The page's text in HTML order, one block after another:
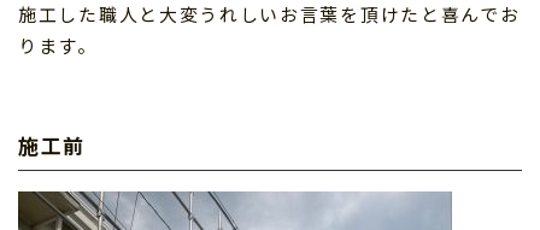
施工した職人と大変うれしいお言葉を頂けたと喜んでお
ります。
施工前